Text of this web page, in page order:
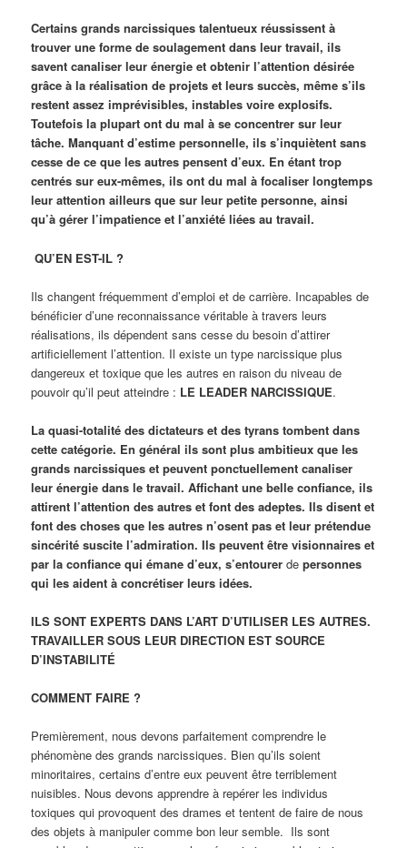
Certains grands narcissiques talentueux réussissent à
trouver une forme de soulagement dans leur travail, ils
savent canaliser leur énergie et obtenir l’attention désirée
grâce à la réalisation de projets et leurs succès, même s’ils
restent assez imprévisibles, instables voire explosifs.
Toutefois la plupart ont du mal à se concentrer sur leur
tâche. Manquant d’estime personnelle, ils s’inquiètent sans
cesse de ce que les autres pensent d’eux. En étant trop
centrés sur eux-mêmes, ils ont du mal à focaliser longtemps
leur attention ailleurs que sur leur petite personne, ainsi
qu’à gérer l’impatience et l’anxiété liées au travail.
QU’EN EST-IL ?
Ils changent fréquemment d’emploi et de carrière. Incapables de
bénéficier d’une reconnaissance véritable à travers leurs
réalisations, ils dépendent sans cesse du besoin d’attirer
artificiellement l’attention. Il existe un type narcissique plus
dangereux et toxique que les autres en raison du niveau de
pouvoir qu’il peut atteindre : LE LEADER NARCISSIQUE.
La quasi-totalité des dictateurs et des tyrans tombent dans
cette catégorie. En général ils sont plus ambitieux que les
grands narcissiques et peuvent ponctuellement canaliser
leur énergie dans le travail. Affichant une belle confiance, ils
attirent l’attention des autres et font des adeptes. Ils disent et
font des choses que les autres n’osent pas et leur prétendue
sincérité suscite l’admiration. Ils peuvent être visionnaires et
par la confiance qui émane d’eux, s’entourerde personnes
qui les aident à concrétiser leurs idées.
ILS SONT EXPERTS DANS L’ART D’UTILISER LES AUTRES.
TRAVAILLER SOUS LEUR DIRECTION EST SOURCE
D’INSTABILITÉ
COMMENT FAIRE ?
Premièrement, nous devons parfaitement comprendre le
phénomène des grands narcissiques. Bien qu’ils soient
minoritaires, certains d’entre eux peuvent être terriblement
nuisibles. Nous devons apprendre à repérer les individus
toxiques qui provoquent des drames et tentent de faire de nous
des objets à manipuler comme bon leur semble. Ils sont